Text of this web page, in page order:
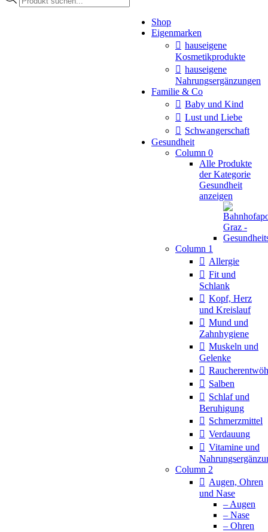
search
Shop
Eigenmarken
hauseigene
Kosmetikprodukte
hauseigene
Nahrungsergänzungen
Familie & Co
Baby und Kind
Lust und Liebe
Schwangerschaft
Gesundheit
Column 0
Alle Produkte
der Kategorie
Gesundheit
anzeigen
Column 1
Allergie
Fit und
Schlank
Kopf, Herz
und Kreislauf
Mund und
Zahnhygiene
Muskeln und
Gelenke
Salben
Schlaf und
Beruhigung
Schmerzmittel
Verdauung
Vitamine und
Column 2
Augen, Ohren
und Nase
– Augen
– Nase
– Ohren